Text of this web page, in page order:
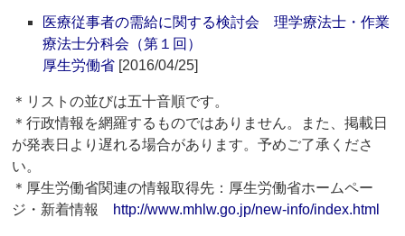
医療従事者の需給に関する検討会 理学療法士・作業
療法士分科会（第１回）
厚生労働省 [2016/04/25]
＊リストの並びは五十音順です。
＊行政情報を網羅するものではありません。また、掲載日
が発表日より遅れる場合があります。予めご了承くださ
い。
＊厚生労働省関連の情報取得先：厚生労働省ホームペー
ジ・新着情報 http://www.mhlw.go.jp/new-info/index.html